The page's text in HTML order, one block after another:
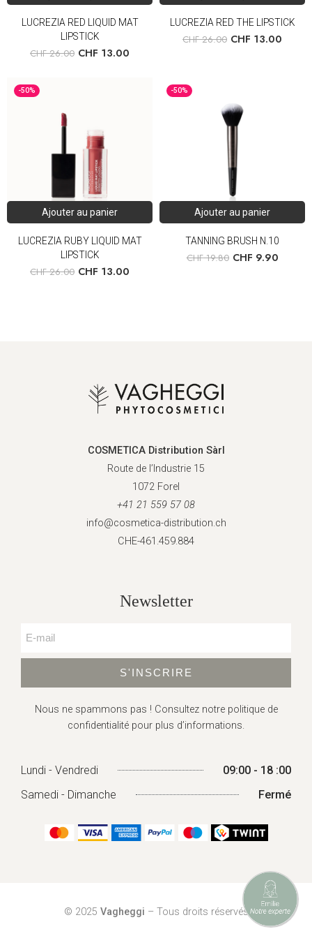
LUCREZIA RED LIQUID MAT
LIPSTICK
CHF26.00 CHF 13.00
LUCREZIA RED THE LIPSTICK
CHF26.00 CHF 13.00
-50%
Ajouter au panier
LUCREZIA RUBY LIQUID MAT
LIPSTICK
CHF26.00 CHF 13.00
-50%
Ajouter au panier
TANNING BRUSH N.10
CHF19.80 CHF 9.90
COSMETICA Distribution Sàrl
Route de l’Industrie 15
1072 Forel
+41 21 559 57 08
info@cosmetica-distribution.ch
CHE-461.459.884
Newsletter
S'INSCRIRE
Nous ne spammons pas ! Consultez notre politique de
confidentialité pour plus d’informations.
Lundi - Vendredi
09:00 - 18 :00
Samedi - Dimanche
Fermé
© 2025 Vagheggi – Tous droits réservés